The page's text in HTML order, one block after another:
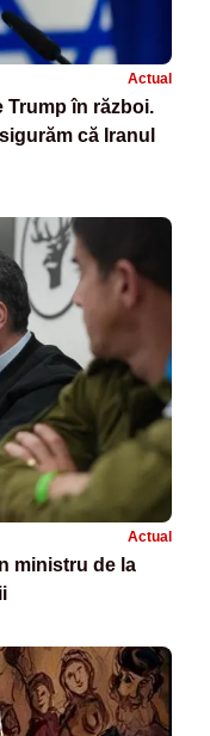
Actual
Trump în război.
că Iranul
Actual
ministru de la